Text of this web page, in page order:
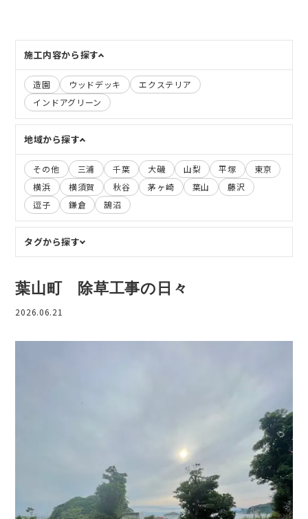
施工内容から探す
造園 ウッドデッキ
エクステリア
インドアグリーン
地域から探す
その他 三浦 千葉 大磯 山梨 平塚
東京
横浜
横須賀 秋谷 茅ヶ崎 葉山
藤沢
逗子
鎌倉 鵠沼
タグから探す
葉山町 除草工事の日々
2026.06.21